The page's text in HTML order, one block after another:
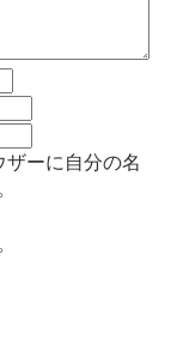
ーに自分の名